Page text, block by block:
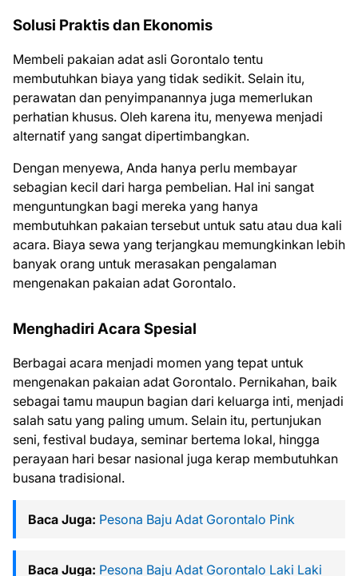
Solusi Praktis dan Ekonomis
Membeli pakaian adat asli Gorontalo tentu
membutuhkan biaya yang tidak sedikit. Selain itu,
perawatan dan penyimpanannya juga memerlukan
perhatian khusus. Oleh karena itu, menyewa menjadi
alternatif yang sangat dipertimbangkan.
Dengan menyewa, Anda hanya perlu membayar
sebagian kecil dari harga pembelian. Hal ini sangat
menguntungkan bagi mereka yang hanya
membutuhkan pakaian tersebut untuk satu atau dua kali
acara. Biaya sewa yang terjangkau memungkinkan lebih
banyak orang untuk merasakan pengalaman
mengenakan pakaian adat Gorontalo.
Menghadiri Acara Spesial
Berbagai acara menjadi momen yang tepat untuk
mengenakan pakaian adat Gorontalo. Pernikahan, baik
sebagai tamu maupun bagian dari keluarga inti, menjadi
salah satu yang paling umum. Selain itu, pertunjukan
seni, festival budaya, seminar bertema lokal, hingga
perayaan hari besar nasional juga kerap membutuhkan
busana tradisional.
Baca Juga: Pesona Baju Adat Gorontalo Pink
Baca Juga: Pesona Baju Adat Gorontalo Laki Laki